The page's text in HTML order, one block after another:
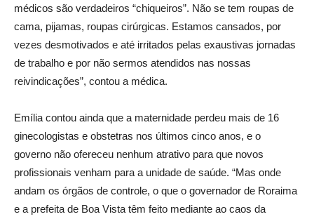
médicos são verdadeiros “chiqueiros”. Não se tem roupas de
cama, pijamas, roupas cirúrgicas. Estamos cansados, por
vezes desmotivados e até irritados pelas exaustivas jornadas
de trabalho e por não sermos atendidos nas nossas
reivindicações”, contou a médica.
Emília contou ainda que a maternidade perdeu mais de 16
ginecologistas e obstetras nos últimos cinco anos, e o
governo não ofereceu nenhum atrativo para que novos
profissionais venham para a unidade de saúde. “Mas onde
andam os órgãos de controle, o que o governador de Roraima
e a prefeita de Boa Vista têm feito mediante ao caos da